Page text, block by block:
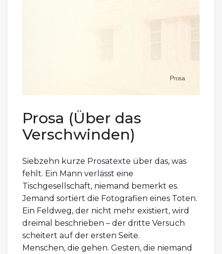
Prosa (Über das
Verschwinden)
Siebzehn kurze Prosatexte über das, was
fehlt. Ein Mann verlässt eine
Tischgesellschaft, niemand bemerkt es.
Jemand sortiert die Fotografien eines Toten.
Ein Feldweg, der nicht mehr existiert, wird
dreimal beschrieben – der dritte Versuch
scheitert auf der ersten Seite.
Menschen, die gehen. Gesten, die niemand